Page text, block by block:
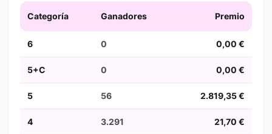
Categoría Ganadores Premio
6 0 0,00 €
5+C 0 0,00 €
5 56 2.819,35 €
4 3.291 21,70 €